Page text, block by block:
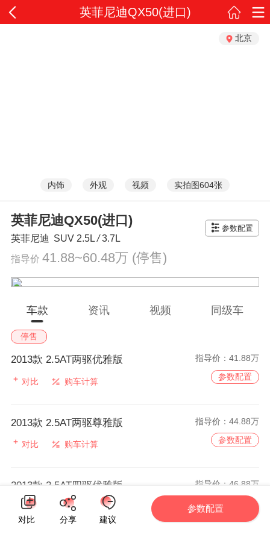
英菲尼迪QX50(进口)
北京
内饰 外观 视频 实拍图604张
英菲尼迪QX50(进口)
英菲尼迪 SUV 2.5L/3.7L
参数配置
指导价 41.88~60.48万 (停售)
车款 资讯 视频 同级车
停售
2013款 2.5AT两驱优雅版 指导价：41.88万
对比 购车计算 参数配置
2013款 2.5AT两驱尊雅版 指导价：44.88万
对比 购车计算 参数配置
2013款 2.5AT四驱优雅版 指导价：46.88万
对比 购车计算
参数配置
对比
分享 建议
参数配置